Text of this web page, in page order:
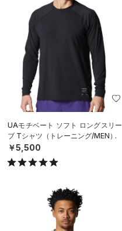
UAモチベート ソフト ロングスリー
ブ Tシャツ（トレーニング/MEN）
￥5,500